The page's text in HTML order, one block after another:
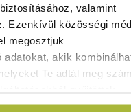
valamint
Ezenkívül közösségi
megosztjuk
akik
Te adtál meg